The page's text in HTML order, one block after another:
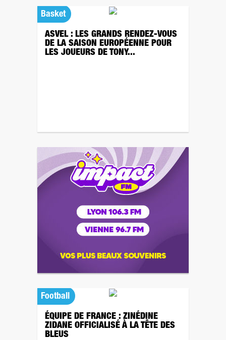
Basket
ASVEL : LES GRANDS RENDEZ-VOUS
DE LA SAISON EUROPÉENNE POUR
LES JOUEURS DE TONY...
Football
ÉQUIPE DE FRANCE : ZINÉDINE
ZIDANE OFFICIALISÉ À LA TÊTE DES
BLEUS